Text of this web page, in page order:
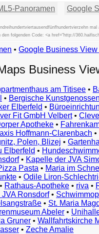
Panoramen Google
folgenden Code: <a href="http://
• Google Business
Business
am Titisee •
• Bergische
Elberfeld •
Fit GmbH Velbert•
Apotheke •
Hoffmann-Clarenbach •
Polen, Blizej •
Elberfeld •
• Kapelle der JVA
Pasta • Maria im
• Odile Liron-
• Rathaus-Apotheke • riva •
Ronsdorf•
• St. Maria
Abeler •
Gruner • Wallfahrtskirche
• Zeche Amalie